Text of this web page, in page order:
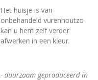
Het huisje is van
onbehandeld vurenhoutzo
kan u hem zelf verder
afwerken in een kleur.
- duurzaam geproduceerd in